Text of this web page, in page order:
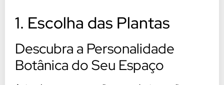
1. Escolha das Plantas
Descubra a Personalidade
Botânica do Seu Espaço